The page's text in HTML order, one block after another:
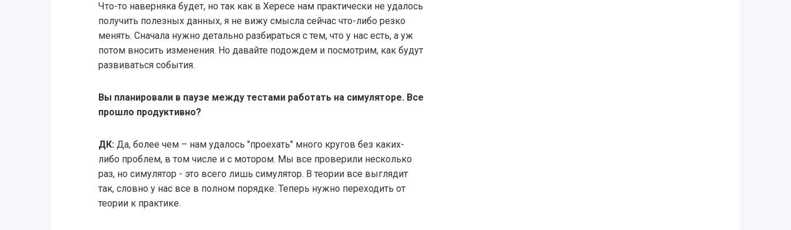
Что-то наверняка будет, но так как в Хересе нам практически не удалось
получить полезных данных, я не вижу смысла сейчас что-либо резко
менять. Сначала нужно детально разбираться с тем, что у нас есть, а уж
потом вносить изменения. Но давайте подождем и посмотрим, как будут
развиваться события.
Вы планировали в паузе между тестами работать на симуляторе. Все
прошло продуктивно?
ДК:Да, более чем – нам удалось "проехать" много кругов без каких-
либо проблем, в том числе и с мотором. Мы все проверили несколько
раз, но симулятор - это всего лишь симулятор. В теории все выглядит
так, словно у нас все в полном порядке. Теперь нужно переходить от
теории к практике.